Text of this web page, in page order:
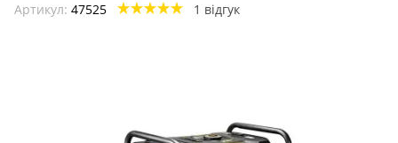
Артикул: 47525 1 відгук